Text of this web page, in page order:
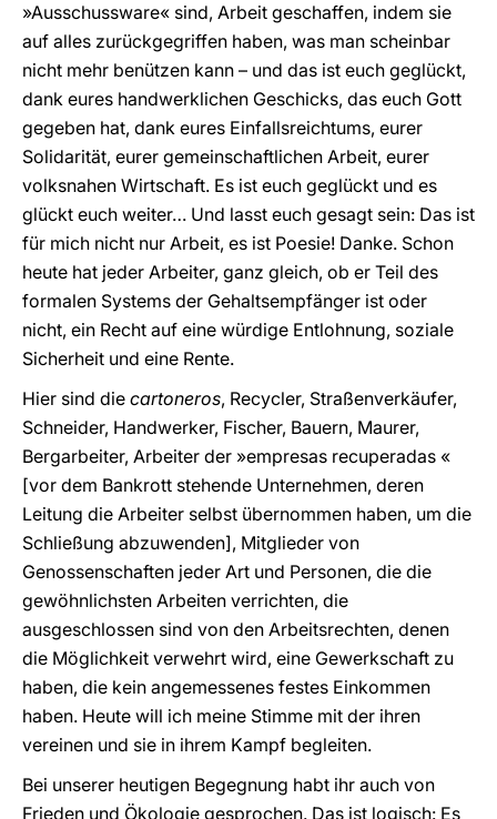
»Ausschussware« sind, Arbeit geschaffen, indem sie
auf alles zurückgegriffen haben, was man scheinbar
nicht mehr benützen kann – und das ist euch geglückt,
dank eures handwerklichen Geschicks, das euch Gott
gegeben hat, dank eures Einfallsreichtums, eurer
Solidarität, eurer gemeinschaftlichen Arbeit, eurer
volksnahen Wirtschaft. Es ist euch geglückt und es
glückt euch weiter… Und lasst euch gesagt sein: Das ist
für mich nicht nur Arbeit, es ist Poesie! Danke. Schon
heute hat jeder Arbeiter, ganz gleich, ob er Teil des
formalen Systems der Gehaltsempfänger ist oder
nicht, ein Recht auf eine würdige Entlohnung, soziale
Sicherheit und eine Rente.
Hier sind die cartoneros, Recycler, Straßenverkäufer,
Schneider, Handwerker, Fischer, Bauern, Maurer,
Bergarbeiter, Arbeiter der »empresas recuperadas «
[vor dem Bankrott stehende Unternehmen, deren
Leitung die Arbeiter selbst übernommen haben, um die
Schließung abzuwenden], Mitglieder von
Genossenschaften jeder Art und Personen, die die
gewöhnlichsten Arbeiten verrichten, die
ausgeschlossen sind von den Arbeitsrechten, denen
die Möglichkeit verwehrt wird, eine Gewerkschaft zu
haben, die kein angemessenes festes Einkommen
haben. Heute will ich meine Stimme mit der ihren
vereinen und sie in ihrem Kampf begleiten.
Bei unserer heutigen Begegnung habt ihr auch von
Frieden und Ökologie gesprochen. Das ist logisch: Es